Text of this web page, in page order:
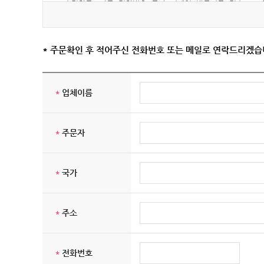
○ 수집항목 : 이름, 전화번호, 국가, 이메일, 방문기록, 접속로그,
자세히 보기 : 홈페이지 맨 하단 "Privacy Policy"
* 주문확인 후 적어주신 전화번호 또는 메일로 연락드리겠습
* 업체이름
* 주문자
* 국가
* 주소
* 전화번호